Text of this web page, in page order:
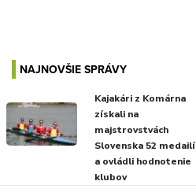
NAJNOVŠIE SPRÁVY
Kajakári z Komárna
získali na
majstrovstvách
Slovenska 52 medailí
a ovládli hodnotenie
klubov